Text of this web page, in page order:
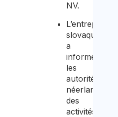
NV.
L’entreprise
slovaque
a
informé
les
autorités
néerlandaises
des
activités